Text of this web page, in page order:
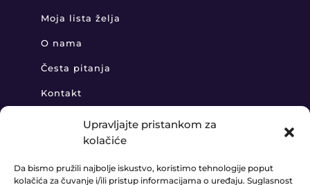
Upravljajte pristankom za
kolačiće
Da bismo pružili najbolje iskustvo, koristimo tehnologije poput
kolačića za čuvanje i/ili pristup informacijama o uređaju. Suglasnost
Moja lista želja
O nama
Česta pitanja
Kontakt